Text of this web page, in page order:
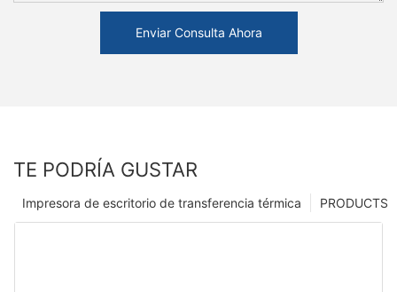
Enviar Consulta Ahora
TE PODRÍA GUSTAR
PRODUCTS
Impresora de escritorio de transferencia térmica